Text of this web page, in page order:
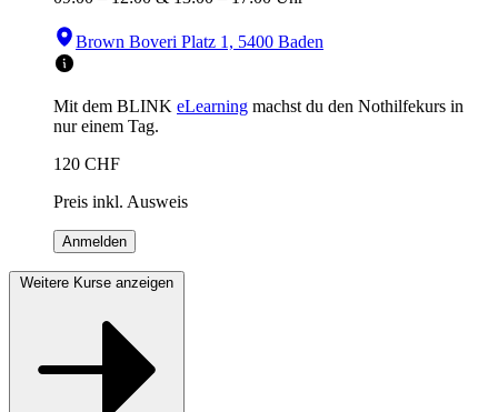
Brown Boveri Platz 1, 5400 Baden
Mit dem BLINK eLearning machst du den Nothilfekurs in
nur einem Tag.
120 CHF
Preis inkl. Ausweis
Anmelden
Weitere Kurse anzeigen